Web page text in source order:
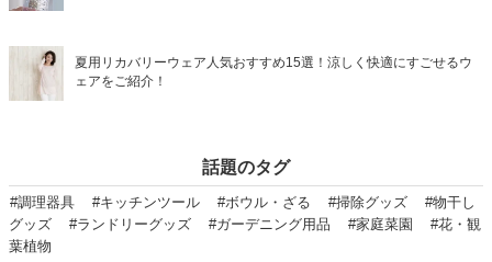
夏用リカバリーウェア人気おすすめ15選！涼しく快適にすごせるウ
ェアをご紹介！
話題のタグ
#調理器具 #キッチンツール #ボウル・ざる #掃除グッズ
#物干し
グッズ
#ランドリーグッズ #ガーデニング用品 #家庭菜園
#花・観
葉植物